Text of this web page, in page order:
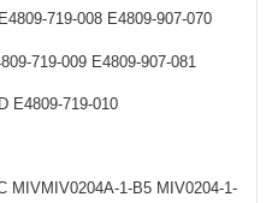
E4809-719-008 E4809-907-070
719-009 E4809-907-081
E4809-719-010
MIVMIV0204A-1-B5 MIV0204-1-